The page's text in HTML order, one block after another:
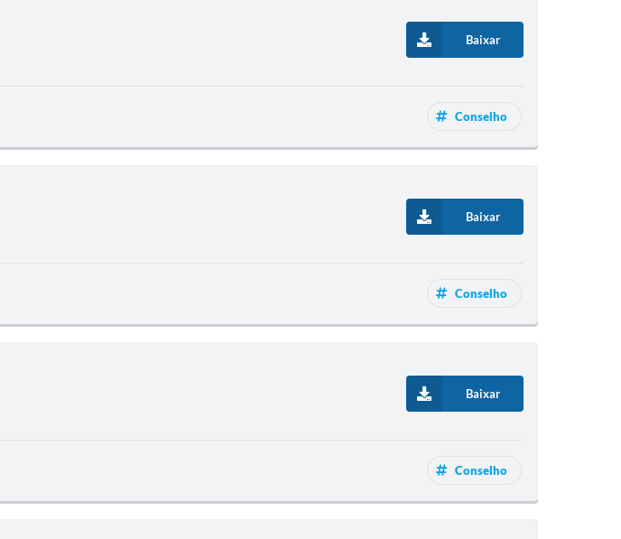
Baixar
Conselho
Baixar
Conselho
Baixar
Conselho